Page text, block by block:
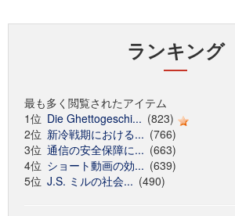
ランキング
最も多く閲覧されたアイテム
1位 Die Ghettogeschi... (823)
2位 新冷戦期における... (766)
3位 通信の安全保障に... (663)
4位 ショート動画の効... (639)
5位 J.S. ミルの社会... (490)